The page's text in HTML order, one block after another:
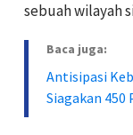
sebuah wilayah
Baca juga:
Antisipasi
Siagakan 450